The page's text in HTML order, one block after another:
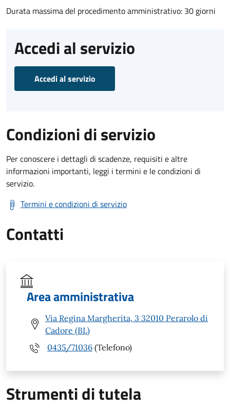
Durata massima del procedimento amministrativo: 30 giorni
Accedi al servizio
Accedi al servizio
Condizioni di servizio
Per conoscere i dettagli di scadenze, requisiti e altre
informazioni importanti, leggi i termini e le condizioni di
servizio.
Termini e condizioni di servizio
Contatti
Area amministrativa
Via Regina Margherita, 3 32010 Perarolo di
Cadore (BL)
0435/71036 (Telefono)
Strumenti di tutela